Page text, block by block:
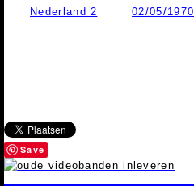
Nederland 2 02/05/1970
Save